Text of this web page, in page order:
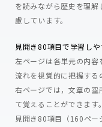
を読みながら歴史を理
慮しています。
見開き80項目で学習しや
左ページは各単元の内容
流れを視覚的に把握する
右ページでは，文章の空
て覚えることができます。
見開き80項目（160ペ